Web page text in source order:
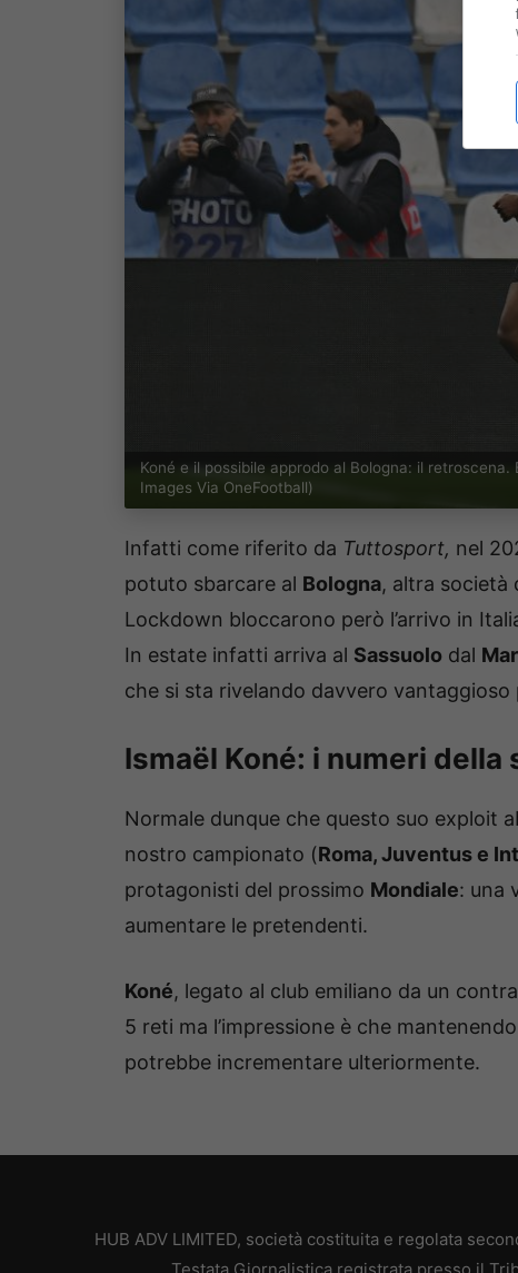
Koné e il possibile approdo al Bologna: il
Images Via OneFootball)
Infatti come riferito da Tuttosport, nel
potuto sbarcare al Bologna, altra società
Lockdown bloccarono però l’arrivo in
In estate infatti arriva al Sassuolo dal
che si sta rivelando davvero
Ismaël Koné: i numeri della
Normale dunque che questo suo exploit
nostro campionato (Roma, Juventus e
protagonisti del prossimo Mondiale: una
aumentare le pretendenti.
Koné, legato al club emiliano da un
5 reti ma l’impressione è che
potrebbe incrementare ulteriormente.
HUB ADV LIMITED, società costituita e regolata